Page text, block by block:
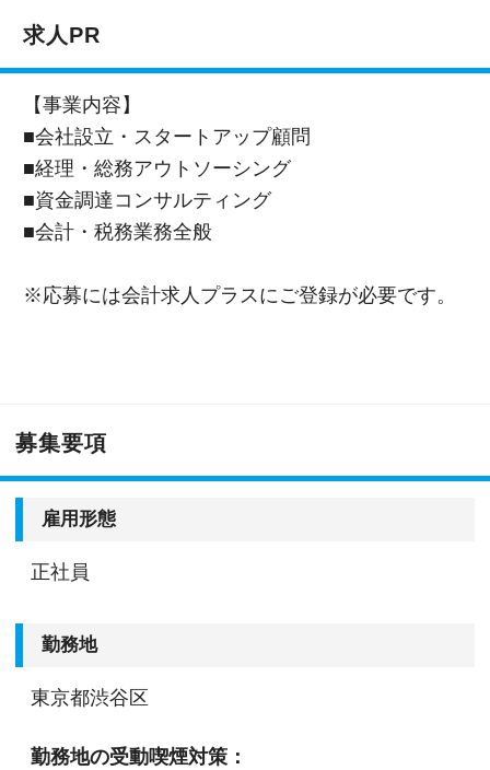
求人PR
【事業内容】
■会社設立・スタートアップ顧問
■経理・総務アウトソーシング
■資金調達コンサルティング
■会計・税務業務全般
※応募には会計求人プラスにご登録が必要です。
募集要項
雇用形態
正社員
勤務地
東京都渋谷区
勤務地の受動喫煙対策：